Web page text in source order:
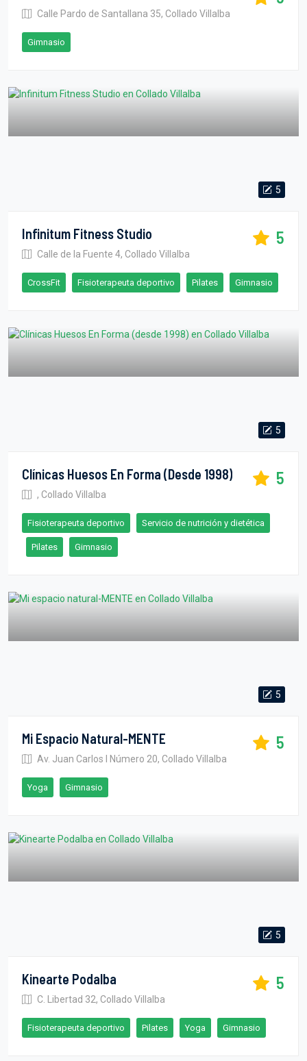
Calle Pardo de Santallana 35, Collado Villalba
Gimnasio
5
Infinitum Fitness Studio
Calle de la Fuente 4, Collado Villalba
5
CrossFit Fisioterapeuta deportivo Pilates Gimnasio
5
Clínicas Huesos En Forma (desde 1998)
, Collado Villalba
5
Fisioterapeuta deportivo Servicio de nutrición y dietética
Pilates Gimnasio
5
Mi Espacio Natural-MENTE
Av. Juan Carlos I Número 20, Collado Villalba
5
Yoga Gimnasio
5
Kinearte Podalba
C. Libertad 32, Collado Villalba
5
Fisioterapeuta deportivo Pilates Yoga Gimnasio